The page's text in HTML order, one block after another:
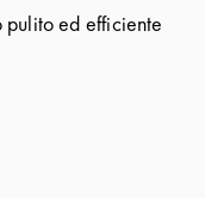
pulito ed efficiente